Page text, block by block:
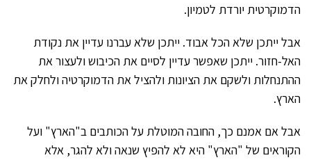
הדמוקרטית יורדת לטמיון.
אבל ייתכן שלא הכל אבוד. ייתכן שלא עברנו עדיין את נקודת
האל-חזור. ייתכן שאפשר עדיין לסיים את הכיבוש ולעצור את
ההתנחלות ולשקם את הציונות ולהציל את הדמוקרטיה ולחלק את
הארץ.
אבל אם אמנם כך, החובה המוטלת על הכותבים ב"הארץ" ועל
הקוראים של "הארץ" היא לא להפיץ שנאה ולא להגר, אלא